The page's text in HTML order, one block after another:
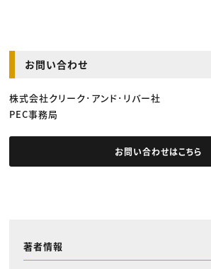
お問い合わせ
株式会社クリーク･アンド･リバー社
PEC事務局
お問い合わせはこちら
著者情報